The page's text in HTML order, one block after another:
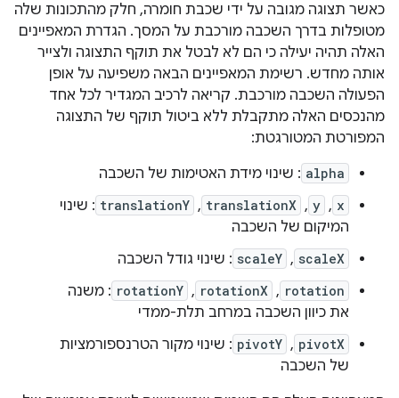
כאשר תצוגה מגובה על ידי שכבת חומרה, חלק מהתכונות שלה
מטופלות בדרך השכבה מורכבת על המסך. הגדרת המאפיינים
האלה תהיה יעילה כי הם לא לבטל את תוקף התצוגה ולצייר
אותה מחדש. רשימת המאפיינים הבאה משפיעה על אופן
הפעולה השכבה מורכבת. קריאה לרכיב המגדיר לכל אחד
מהנכסים האלה מתקבלת ללא ביטול תוקף של התצוגה
המפורטת המטורגטת:
alpha : שינוי מידת האטימות של השכבה
x
,
y
,
translationX
,
translationY : שינוי
המיקום של השכבה
scaleX
,
scaleY : שינוי גודל השכבה
rotation
,
rotationX
,
rotationY : משנה
את כיוון השכבה במרחב תלת-ממדי
pivotX
,
pivotY : שינוי מקור הטרנספורמציות
של השכבה